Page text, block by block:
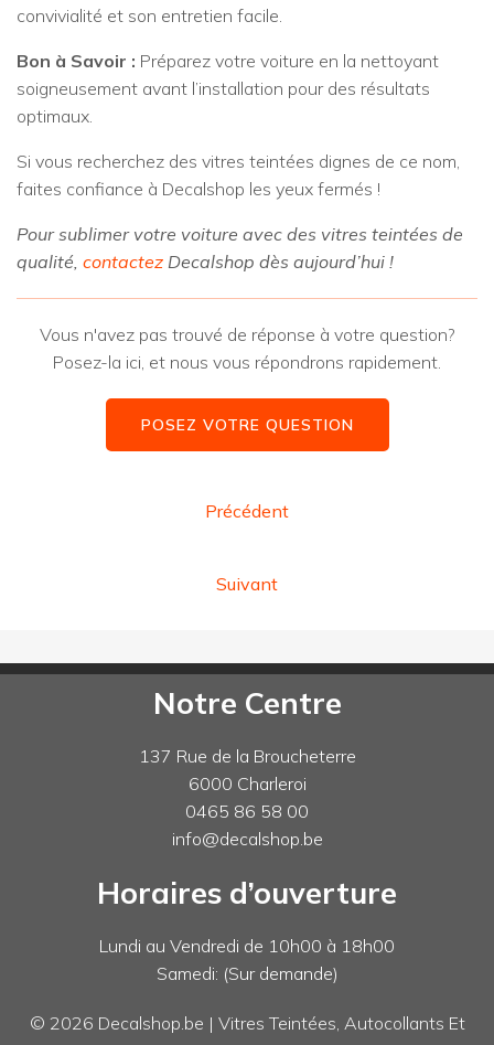
convivialité et son entretien facile.
Bon à Savoir : Préparez votre voiture en la nettoyant
soigneusement avant l’installation pour des résultats
optimaux.
Si vous recherchez des vitres teintées dignes de ce nom,
faites confiance à Decalshop les yeux fermés !
Pour sublimer votre voiture avec des vitres teintées de
qualité, contactez Decalshop dès aujourd’hui !
Vous n'avez pas trouvé de réponse à votre question?
Posez-la ici, et nous vous répondrons rapidement.
POSEZ VOTRE QUESTION
Précédent
Suivant
Notre Centre
137 Rue de la Broucheterre
6000 Charleroi
0465 86 58 00
info@decalshop.be
Horaires d’ouverture
Lundi au Vendredi de 10h00 à 18h00
Samedi: (Sur demande)
© 2026 Decalshop.be | Vitres Teintées, Autocollants Et